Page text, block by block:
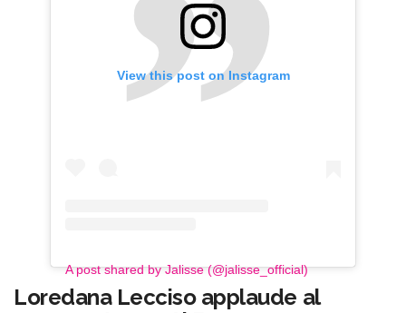
View this post on Instagram
A post shared by Jalisse (@jalisse_official)
Loredana Lecciso applaude al